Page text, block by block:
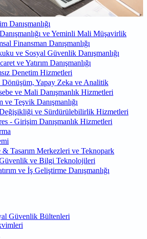
Danışmanlığı
ve Yeminli Mali Müşavirlik
Finansman Danışmanlığı
ve Sosyal Güvenlik Danışmanlığı
ve Yatırım Danışmanlığı
Denetim Hizmetleri
Yapay Zeka ve Analitik
ve Mali Danışmanlık Hizmetleri
ve Teşvik Danışmanlığı
ve Sürdürülebilirlik Hizmetleri
- Girişim Danışmanlık Hizmetleri
Tasarım Merkezleri ve Teknopark
ve Bilgi Teknolojileri
ve İş Geliştirme Danışmanlığı
Güvenlik Bültenleri